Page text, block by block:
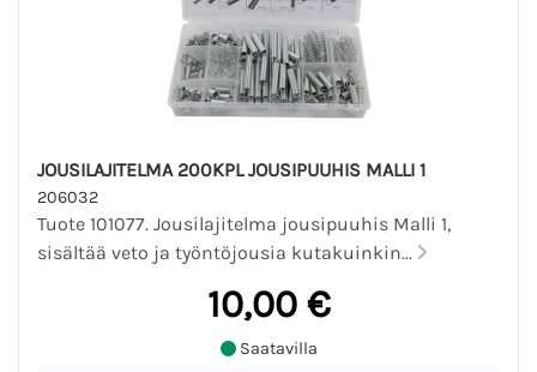
JOUSILAJITELMA 200KPL JOUSIPUUHIS MALLI 1
206032
Tuote 101077. Jousilajitelma jousipuuhis Malli 1,
sisältää veto ja työntöjousia kutakuinkin...
10,00 €
Saatavilla